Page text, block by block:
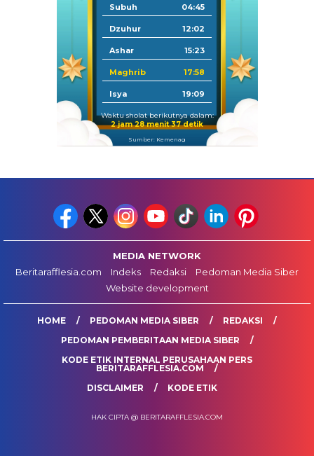
Subuh 04:45
Dzuhur 12:02
Ashar 15:23
Maghrib 17:58
Isya 19:09
Waktu sholat berikutnya dalam:
2 jam 28 menit 37 detik
Sumber: Kemenag
MEDIA NETWORK
Beritarafflesia.com
Indeks Redaksi
Pedoman Media Siber
Website development
HOME PEDOMAN MEDIA SIBER
REDAKSI
PEDOMAN PEMBERITAAN MEDIA SIBER
KODE ETIK INTERNAL PERUSAHAAN PERS
BERITARAFFLESIA.COM
DISCLAIMER
KODE ETIK
HAK CIPTA @ BERITARAFFLESIA.COM